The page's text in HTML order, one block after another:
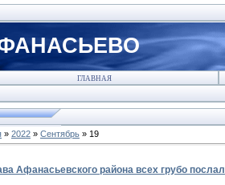
ГЛАВНАЯ
» 2022 » Сентябрь » 19
Афанасьевского района всех грубо послал